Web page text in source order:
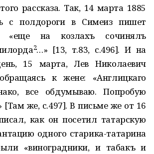
рассказа. Так, 14 марта 1885
с полдороги в Симеиз пишет
«еще на козлахъ сочинялъ
2…» [13, т.83, с.496]. И на
15 марта, Лев Николаевич
к жене: «Англицкаго
все обдумываю. Попробую
[Там же, с.497]. В письме же от 16
как он посетил татарскую
одного старика-татарина
«виноградники, и табакъ и